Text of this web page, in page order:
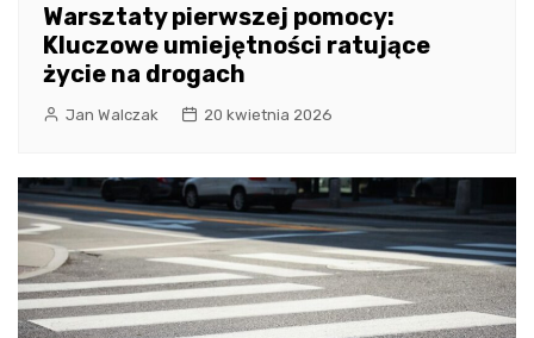
Warsztaty pierwszej pomocy:
Kluczowe umiejętności ratujące
życie na drogach
Jan Walczak 20 kwietnia 2026